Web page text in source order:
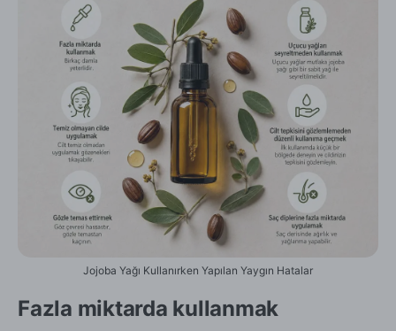
Jojoba Yağı Kullanırken Yapılan Yaygın Hatalar
Fazla miktarda kullanmak